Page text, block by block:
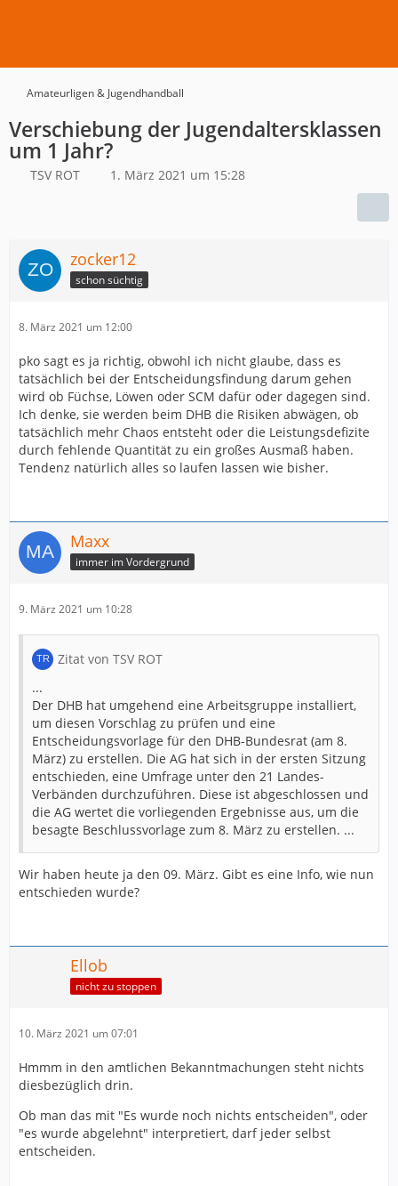
Amateurligen & Jugendhandball
Verschiebung der Jugendaltersklassen
um 1 Jahr?
TSV ROT 1. März 2021 um 15:28
zocker12
schon süchtig
8. März 2021 um 12:00
pko sagt es ja richtig, obwohl ich nicht glaube, dass es
tatsächlich bei der Entscheidungsfindung darum gehen
wird ob Füchse, Löwen oder SCM dafür oder dagegen sind.
Ich denke, sie werden beim DHB die Risiken abwägen, ob
tatsächlich mehr Chaos entsteht oder die Leistungsdefizite
durch fehlende Quantität zu ein großes Ausmaß haben.
Tendenz natürlich alles so laufen lassen wie bisher.
Maxx
immer im Vordergrund
9. März 2021 um 10:28
Zitat von TSV ROT
...
Der DHB hat umgehend eine Arbeitsgruppe installiert,
um diesen Vorschlag zu prüfen und eine
Entscheidungsvorlage für den DHB-Bundesrat (am 8.
März) zu erstellen. Die AG hat sich in der ersten Sitzung
entschieden, eine Umfrage unter den 21 Landes-
Verbänden durchzuführen. Diese ist abgeschlossen und
die AG wertet die vorliegenden Ergebnisse aus, um die
besagte Beschlussvorlage zum 8. März zu erstellen. ...
Wir haben heute ja den 09. März. Gibt es eine Info, wie nun
entschieden wurde?
Ellob
nicht zu stoppen
10. März 2021 um 07:01
Hmmm in den amtlichen Bekanntmachungen steht nichts
diesbezüglich drin.
Ob man das mit "Es wurde noch nichts entscheiden", oder
"es wurde abgelehnt" interpretiert, darf jeder selbst
entscheiden.